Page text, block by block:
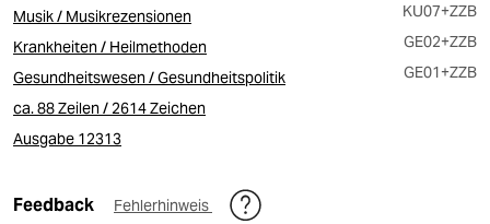
Musik / Musikrezensionen
KU07+ZZB
Krankheiten / Heilmethoden
GE02+ZZB
Gesundheitswesen / Gesundheitspolitik
GE01+ZZB
ca. 88 Zeilen / 2614 Zeichen
Ausgabe 12313
Feedback Fehlerhinweis